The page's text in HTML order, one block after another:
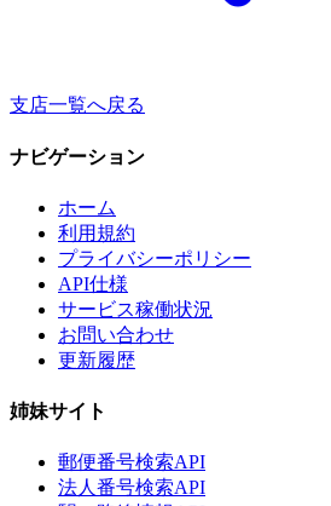
支店一覧へ戻る
ナビゲーション
ホーム
利用規約
プライバシーポリシー
API仕様
サービス稼働状況
お問い合わせ
更新履歴
姉妹サイト
郵便番号検索API
法人番号検索API